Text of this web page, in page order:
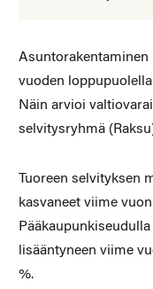
Asuntorakentaminen
vuoden
Näin arvioi
selvitysryhmä
Tuoreen selvityksen
kasvaneet viime
lisääntyneen viime
%.